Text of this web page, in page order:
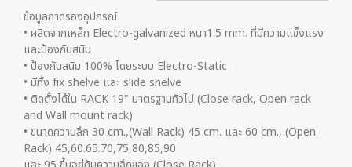
ข้อมูลถาดรองอุปกรณ์
• ผลิตจากเหล็ก Electro-galvanized หนา1.5 mm. ที่มีความแข็งแรง
และป้องกันสนิม
• ป้องกันสนิม 100% โดยระบบ Electro-Static
• มีทั้ง fix shelve และ slide shelve
• ติดตั้งได้ใน RACK 19" มาตรฐานทั่วไป (Close rack, Open rack
and Wall mount rack)
• ขนาดความลึก 30 cm.,(Wall Rack) 45 cm. และ 60 cm., (Open
Rack) 45,60.65.70,75,80,85,90